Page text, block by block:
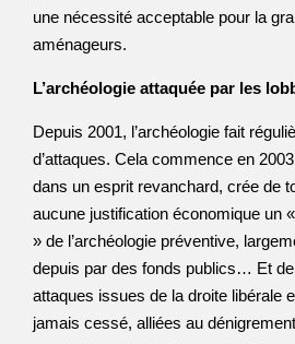
une nécessité acceptable pour la
aménageurs.
L’archéologie attaquée par les
Depuis 2001, l’archéologie fait
d’attaques. Cela commence en
dans un esprit revanchard, crée de
aucune justification économique un
» de l’archéologie préventive,
depuis par des fonds publics… Et
attaques issues de la droite libérale
jamais cessé, alliées au